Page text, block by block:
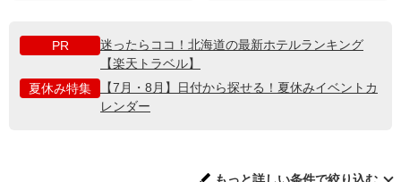
PR
迷ったらココ！北海道の最新ホテルランキング
【楽天トラベル】
夏休み特集
【7月・8月】日付から探せる！夏休みイベントカ
レンダー